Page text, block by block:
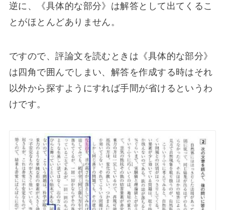
逆に、《具体的な部分》は解答として出てくるこ
とがほとんどありません。
ですので、評論文を読むときは《具体的な部分》
は四角で囲んでしまい、解答を作成する時はそれ
以外から探すようにすれば手間が省けるというわ
けです。